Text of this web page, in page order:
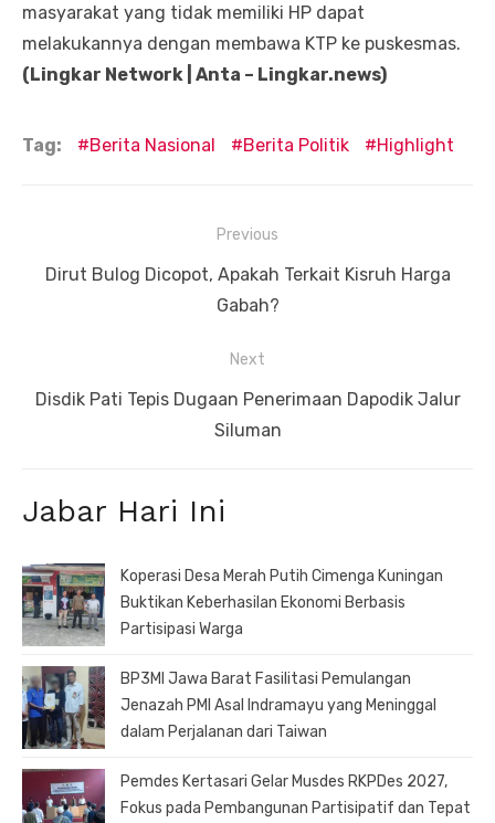
masyarakat yang tidak memiliki HP dapat
melakukannya dengan membawa KTP ke puskesmas.
(Lingkar Network | Anta – Lingkar.news)
Tag: Berita Nasional Berita Politik Highlight
pos
Previous
Previous
Dirut Bulog Dicopot, Apakah Terkait Kisruh Harga
Gabah?
Next
Next
Disdik Pati Tepis Dugaan Penerimaan Dapodik Jalur
Siluman
Jabar Hari Ini
Koperasi Desa Merah Putih Cimenga Kuningan
Buktikan Keberhasilan Ekonomi Berbasis
Partisipasi Warga
BP3MI Jawa Barat Fasilitasi Pemulangan
Jenazah PMI Asal Indramayu yang Meninggal
dalam Perjalanan dari Taiwan
Pemdes Kertasari Gelar Musdes RKPDes 2027,
Fokus pada Pembangunan Partisipatif dan Tepat